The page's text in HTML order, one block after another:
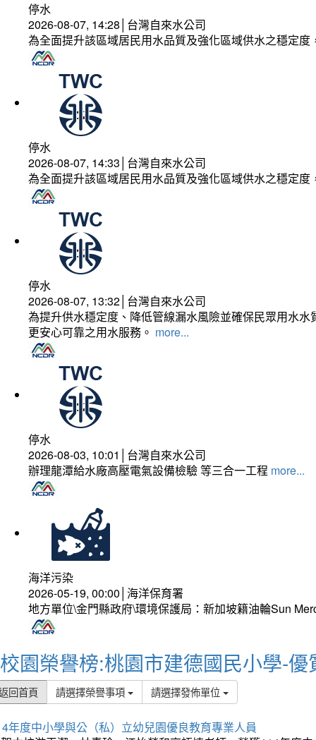
停水
2026-08-07, 14:28│台灣自來水公司
為全面提升該區域居民用水品質及強化區域供水之穩定
停水
2026-08-07, 14:33│台灣自來水公司
為全面提升該區域居民用水品質及強化區域供水之穩定
停水
2026-08-07, 13:32│台灣自來水公司
為提升供水穩定度、降低管線漏水風險並確保民眾用水
更安心可靠之用水服務。 more...
停水
2026-08-03, 10:01│台灣自來水公司
辦理龍潭給水廠高壓電氣設備檢驗 等三合一工程 more...
海洋污染
2026-05-19, 00:00│海洋保育署
地方單位\金門縣政府\環境保護局：新加坡籍油輪Sun
校園榮譽榜:桃園市建德國民小學-優
回首頁 請選擇榮譽事項 請選擇發佈單位
年度中小學與公（私）立幼兒園優良教育專業人員